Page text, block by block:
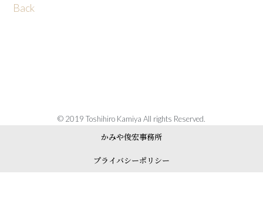
Back
かみや俊宏事務所
プライバシーポリシー
© 2019 Toshihiro Kamiya All rights Reserved.